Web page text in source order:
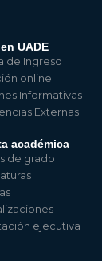
UADE
de Ingreso
online
Informativas
Externas
académica
de grado
ejecutiva